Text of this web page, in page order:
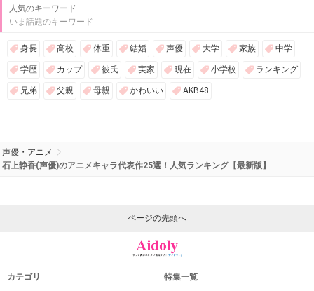
人気のキーワード
いま話題のキーワード
身長 高校 体重 結婚 声優 大学 家族 中学
学歴 カップ 彼氏 実家 現在 小学校 ランキング
兄弟 父親 母親 かわいい AKB48
声優・アニメ
石上静香(声優)のアニメキャラ代表作25選！人気ランキング【最新版】
ページの先頭へ
カテゴリ 特集一覧